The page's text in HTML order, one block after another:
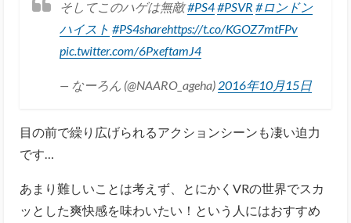
そしてこのハゲは無敵#PS4#PSVR #ロンドン
ハイスト #PS4sharehttps://t.co/KGOZ7mtFPv
pic.twitter.com/6PxeftamJ4
— なーろん (@NAARO_ageha) 2016年10月15日
目の前で繰り広げられるアクションシーンも凄い迫力
です…
あまり難しいことは考えず、とにかくVRの世界でスカ
ッとした爽快感を味わいたい！という人にはおすすめ